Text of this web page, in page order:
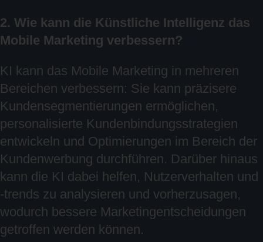
2. Wie kann die Künstliche Intelligenz das
Mobile Marketing verbessern?
KI kann das Mobile Marketing in mehreren
Bereichen verbessern: Sie kann präzisere
Kundensegmentierungen ermöglichen,
personalisierte Kundenbindungsstrategien
entwickeln und Optimierungen im Bereich der
Kundenwerbung durchführen. Darüber hinaus
kann die KI dabei helfen, Nutzerverhalten und
-trends zu analysieren und vorherzusagen,
wodurch bessere Marketingentscheidungen
getroffen werden können.